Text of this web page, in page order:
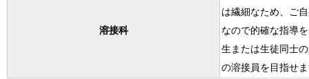
溶接科
は繊細なため、ご
なので的確な指導
生または生徒同士
の溶接員を目指せ